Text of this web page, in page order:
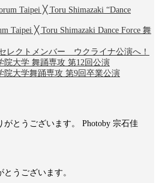
Taipei ╳ Toru Shimazaki “Dance
Taipei ╳ Toru Shimazaki Dance Force 舞
レクトメンバー ウクライナ公演へ！
院大学 舞踊専攻 第12回公演
院大学舞踊専攻 第9回卒業公演
とうございます。 Photoby 宗石佳
うございます。